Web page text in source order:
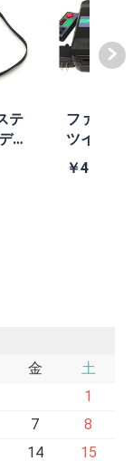
テ
ィ
ファミコ
ツインフ
ン本体
黒・連射
￥41,980
金
土
1
7
8
14 15